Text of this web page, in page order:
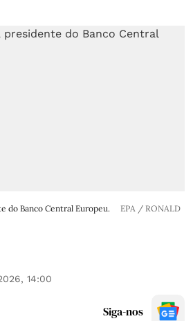
do Banco Central Europeu.
EPA / RONALD
14:00
Siga-nos